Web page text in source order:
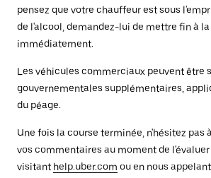
pensez que votre chauffeur est sous
de l'alcool, demandez-lui de mettre fin à la
immédiatement.
Les véhicules commerciaux peuvent être
gouvernementales supplémentaires,
du péage.
Une fois la course terminée, n'hésitez pas
vos commentaires au moment de l'évaluer
visitant help.uber.com ou en nous